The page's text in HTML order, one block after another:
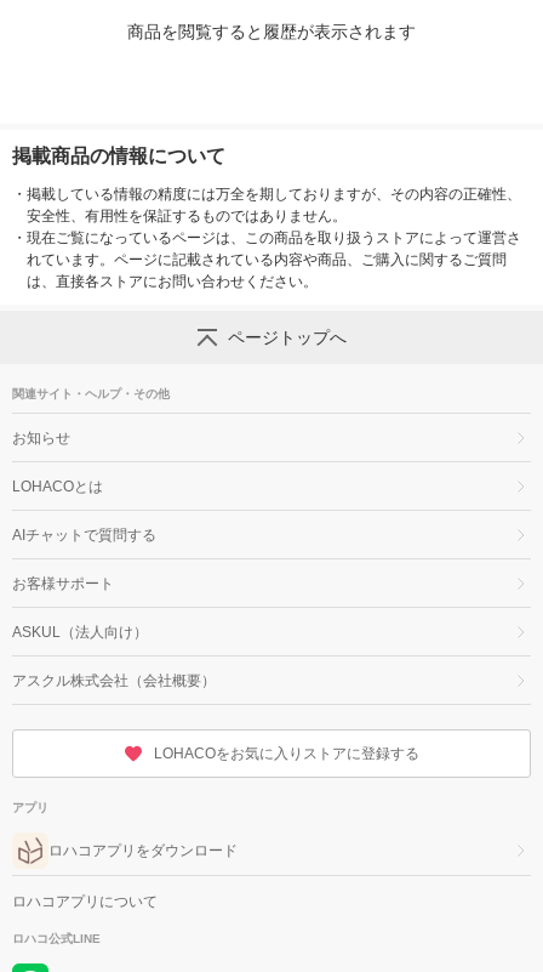
商品を閲覧すると履歴が表示されます
掲載商品の情報について
・ 掲載している情報の精度には万全を期しておりますが、その内容の正確性、
安全性、有用性を保証するものではありません。
・ 現在ご覧になっているページは、この商品を取り扱うストアによって運営さ
れています。ページに記載されている内容や商品、ご購入に関するご質問
は、直接各ストアにお問い合わせください。
ページトップへ
関連サイト・ヘルプ・その他
お知らせ
LOHACOとは
AIチャットで質問する
お客様サポート
ASKUL（法人向け）
アスクル株式会社（会社概要）
LOHACOをお気に入りストアに登録する
アプリ
ロハコアプリをダウンロード
ロハコアプリについて
ロハコ公式LINE